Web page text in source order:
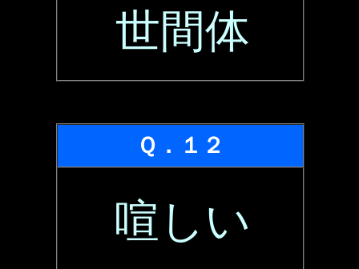
世間体
Ｑ．１２
喧しい